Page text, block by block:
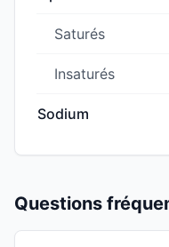
Saturés
Insaturés
Sodium
Questions